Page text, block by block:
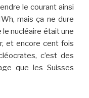
le courant ainsi
mais ça ne dure
le nucléaire était une
et encore cent fois
c’est des
que les Suisses